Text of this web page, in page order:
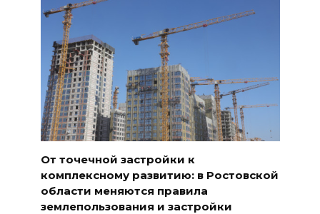
От точечной застройки к
комплексному развитию: в Ростовской
области меняются правила
землепользования и застройки